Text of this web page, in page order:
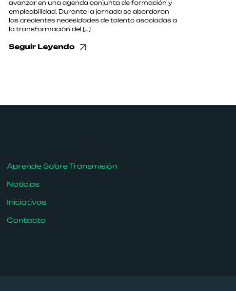
avanzar en una agenda conjunta de formación y
empleabilidad. Durante la jornada se abordaron
las crecientes necesidades de talento asociadas a
la transformación del […]
Seguir Leyendo
Aprende Sobre Transmisión
Noticias
Iniciativas
Contacto